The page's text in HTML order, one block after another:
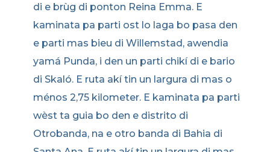
di e brùg di ponton Reina Emma. E
kaminata pa parti ost lo laga bo pasa den
e parti mas bieu di Willemstad, awendia
yamá Punda, i den un parti chikí di e bario
di Skaló. E ruta akí tin un largura di mas o
ménos 2,75 kilometer. E kaminata pa parti
wèst ta guia bo den e distrito di
Otrobanda, na e otro banda di Bahia di